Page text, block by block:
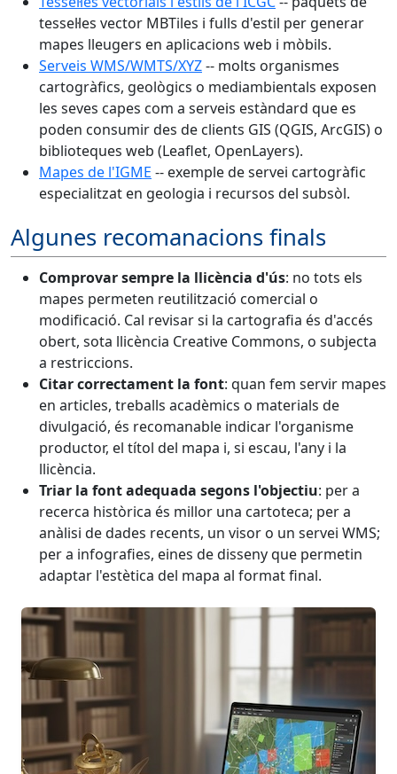
tessel·les vector MBTiles i fulls d'estil per generar
mapes lleugers en aplicacions web i mòbils.
Serveis WMS/WMTS/XYZ-- molts organismes
cartogràfics, geològics o mediambientals exposen
les seves capes com a serveis estàndard que es
poden consumir des de clients GIS (QGIS, ArcGIS) o
biblioteques web (Leaflet, OpenLayers).
Mapes de l'IGME -- exemple de servei cartogràfic
especialitzat en geologia i recursos del subsòl.
Algunes recomanacions finals
Comprovar sempre la llicència d'ús: no tots els
mapes permeten reutilització comercial o
modificació. Cal revisar si la cartografia és d'accés
obert, sota llicència Creative Commons, o subjecta
a restriccions.
Citar correctament la font: quan fem servir mapes
en articles, treballs acadèmics o materials de
divulgació, és recomanable indicar l'organisme
productor, el títol del mapa i, si escau, l'any i la
llicència.
Triar la font adequada segons l'objectiu: per a
recerca històrica és millor una cartoteca; per a
anàlisi de dades recents, un visor o un servei WMS;
per a infografies, eines de disseny que permetin
adaptar l'estètica del mapa al format final.